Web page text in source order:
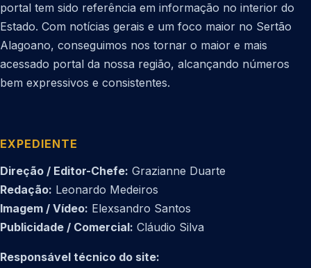
portal tem sido referência em informação no interior do
Estado. Com notícias gerais e um foco maior no Sertão
Alagoano, conseguimos nos tornar o maior e mais
acessado portal da nossa região, alcançando números
bem expressivos e consistentes.
EXPEDIENTE
Direção / Editor-Chefe: Grazianne Duarte
Redação: Leonardo Medeiros
Imagem / Vídeo: Elexsandro Santos
Publicidade / Comercial: Cláudio Silva
Responsável técnico do site: